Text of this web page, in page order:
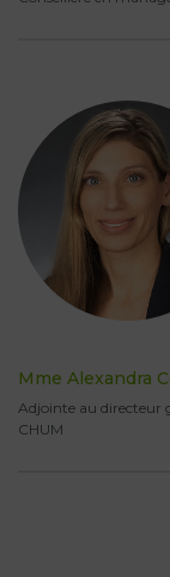
Mme Alexandra
Adjointe au directeur
CHUM